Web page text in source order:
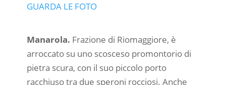
GUARDA LE FOTO
Manarola. Frazione di Riomaggiore, è
arroccato su uno scosceso promontorio di
pietra scura, con il suo piccolo porto
racchiuso tra due speroni rocciosi. Anche